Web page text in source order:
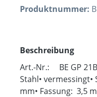
Produktnummer:
Beschreibung
Art.-Nr.: BE GP
Stahl• vermessingt•
mm• Fassung: 3,5